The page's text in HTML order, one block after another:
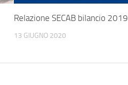
Relazione SECAB bilancio 2019
13 GIUGNO 2020